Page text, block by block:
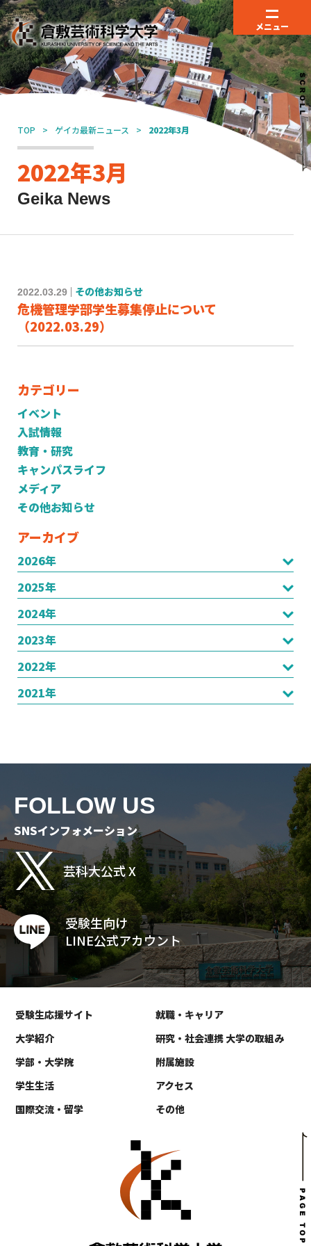
メニュー
TOP ゲイカ最新ニュース 2022年3月
2022年3月
Geika News
カテゴリー
イベント
入試情報
教育・研究
キャンパスライフ
メディア
その他お知らせ
アーカイブ
2026年
2025年
2024年
2023年
2022年
2021年
2022.03.29 その他お知らせ
危機管理学部学生募集停止について
（2022.03.29）
FOLLOW US
SNSインフォメーション
芸科大公式 X
受験生向け
LINE公式アカウント
受験生応援サイト
大学紹介
学部・大学院
学生生活
国際交流・留学
就職・キャリア
研究・社会連携 大学の取組み
附属施設
アクセス
その他